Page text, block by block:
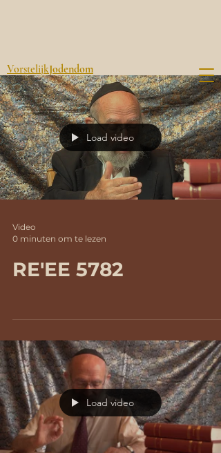
VorstelijkJodendom
Load video
Video
0 minuten om te lezen
RE'EE 5782
Load video